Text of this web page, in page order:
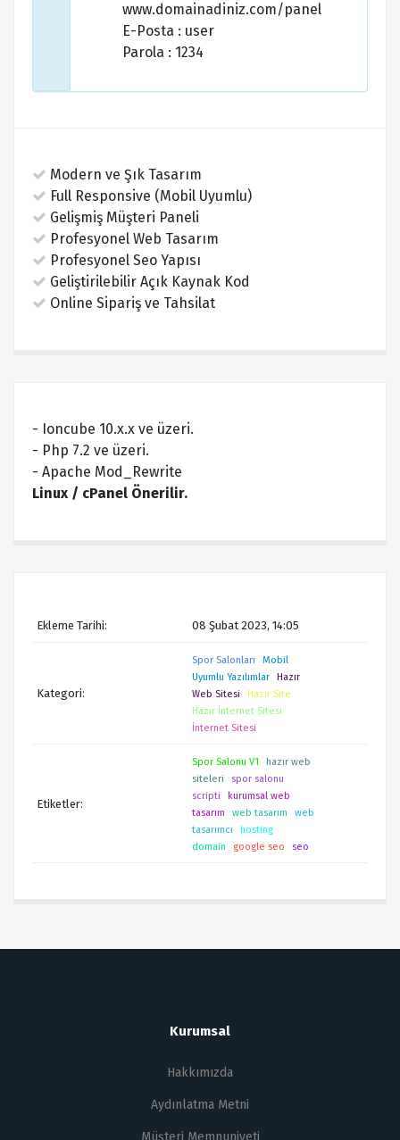
www.domainadiniz.com/panel
E-Posta : user
Parola : 1234
Modern ve Şık Tasarım
Full Responsive (Mobil Uyumlu)
Gelişmiş Müşteri Paneli
Profesyonel Web Tasarım
Profesyonel Seo Yapısı
Geliştirilebilir Açık Kaynak Kod
Online Sipariş ve Tahsilat
- Ioncube 10.x.x ve üzeri.
- Php 7.2 ve üzeri.
- Apache Mod_Rewrite
Linux / cPanel Önerilir.
Ekleme Tarihi: 08 Şubat 2023, 14:05
Kategori:
Spor Salonları
Mobil
Uyumlu Yazılımlar
Hazır
Web Sitesi
Hazır Site
Hazır İnternet Sitesi
İnternet Sitesi
Etiketler:
Spor Salonu V1
hazır web
siteleri
spor salonu
scripti
kurumsal web
tasarım
web tasarım
web
tasarımcı
hosting
domain
google seo seo
Kurumsal
Hakkımızda
Aydınlatma Metni